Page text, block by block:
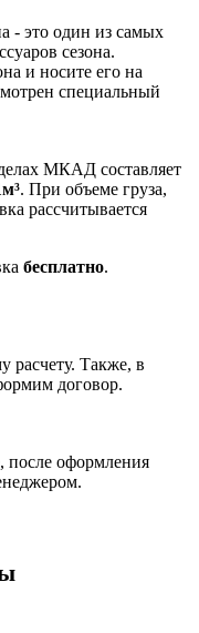
- это один из самых
сезона.
и носите его на
специальный
МКАД составляет
. При объеме груза,
рассчитывается
бесплатно.
расчету. Также, в
договор.
после оформления